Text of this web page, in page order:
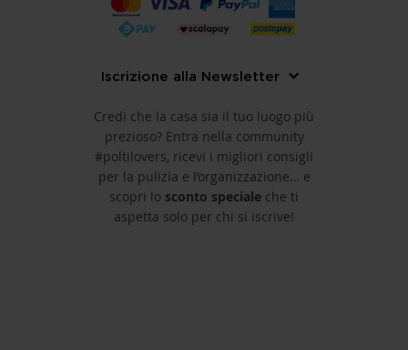
Iscrizione alla Newsletter
Credi che la casa sia il tuo luogo più
prezioso? Entra nella community
#poltilovers, ricevi i migliori consigli
per la pulizia e l’organizzazione… e
scopri lo sconto speciale che ti
aspetta solo per chi si iscrive!